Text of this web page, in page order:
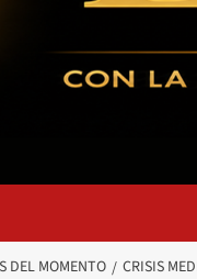
DEL MOMENTO
CRISIS